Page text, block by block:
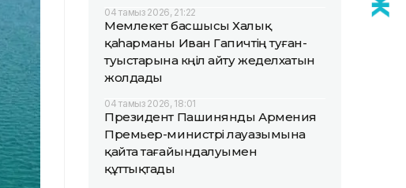
04 тамыз 2026, 21:22
Мемлекет басшысы Халық
қаһарманы Иван Гапичтің туған-
туыстарына көңіл айту жеделхатын
жолдады
04 тамыз 2026, 18:01
Президент Пашинянды Армения
Премьер-министрі лауазымына
қайта тағайындалуымен
құттықтады